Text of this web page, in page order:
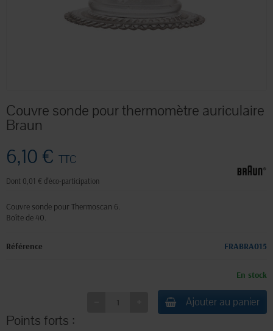
Couvre sonde pour thermomètre auriculaire
Braun
6,10 € TTC
Dont 0,01 € d'éco-participation
Couvre sonde pour Thermoscan 6.
Boîte de 40.
Référence FRABRA015
En stock
Ajouter au panier
Points forts :